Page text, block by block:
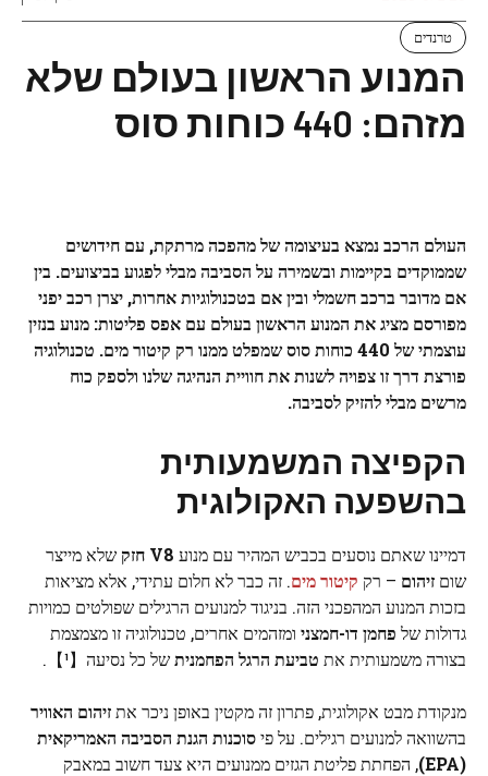
טרנדים
המנוע הראשון בעולם שלא
מזהם: 440 כוחות סוס
העולם הרכב נמצא בעיצומה של מהפכה מרתקת, עם חידושים
שממוקדים בקיימות ובשמירה על הסביבה מבלי לפגוע בביצועים. בין
אם מדובר ברכב חשמלי ובין אם בטכנולוגיות אחרות, יצרן רכב יפני
מפורסם מציג את המנוע הראשון בעולם עם אפס פליטות: מנוע בנזין
עוצמתי של 440 כוחות סוס שמפלט ממנו רק קיטור מים. טכנולוגיה
פורצת דרך זו צפויה לשנות את חוויית הנהיגה שלנו ולספק כוח
מרשים מבלי להזיק לסביבה.
הקפיצה המשמעותית
בהשפעה האקולוגית
דמיינו שאתם נוסעים בכביש המהיר עם מנוע V8 חזק
שלא מייצר
שום זיהום – רק קיטור מים. זה כבר לא חלום עתידי, אלא מציאות
בזכות המנוע המהפכני הזה. בניגוד למנועים הרגילים שפולטים כמויות
גדולות של פחמן דו-חמצני ומזהמים אחרים, טכנולוגיה זו מצמצמת
בצורה משמעותית את טביעת הרגל הפחמניתשל כל נסיעה【¹】.
מנקודת מבט אקולוגית, פתרון זה מקטין באופן ניכר אתזיהום האוויר
בהשוואה למנועים רגילים. על פיסוכנות הגנת הסביבה האמריקאית
(EPA)
, הפחתת פליטת הגזים ממנועים היא צעד חשוב במאבק